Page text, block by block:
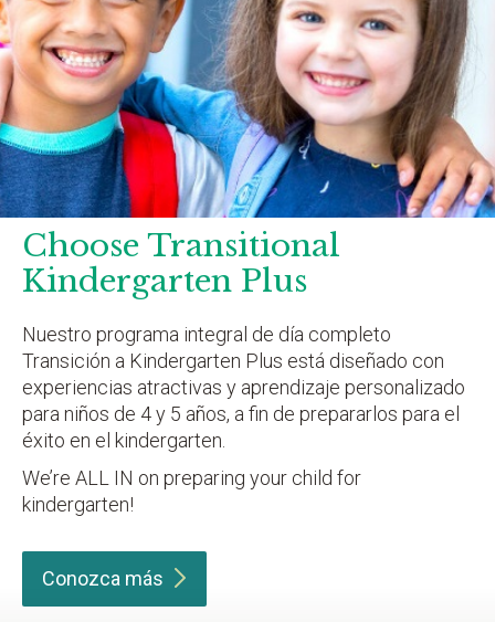
Choose Transitional
Kindergarten Plus
Nuestro programa integral de día completo
Transición a Kindergarten Plus está diseñado con
experiencias atractivas y aprendizaje personalizado
para niños de 4 y 5 años, a fin de prepararlos para el
éxito en el kindergarten.
We’re ALL IN on preparing your child for
kindergarten!
Conozca más